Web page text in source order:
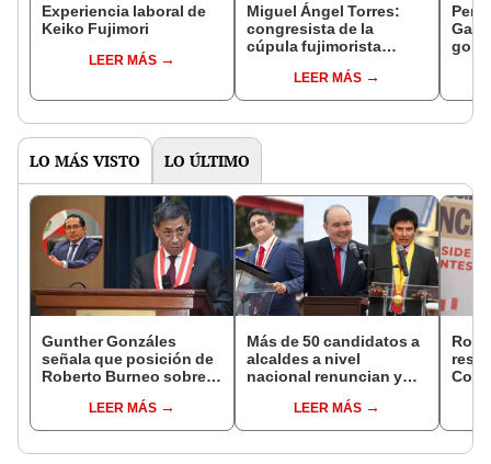
Experiencia laboral de
Keiko Fujimori
LEER MÁS
Miguel Ángel Torres:
congresista de la
cúpula fujimorista
del SenadoLEER MÁS
LO MÁS VISTO LO ÚLTIMO
Gunther Gonzáles
señala que posición de
Roberto Burneo sobre
Aliaga no representan al
JNE
LEER MÁS
Más de 50 candidatos a
alcaldes a nivel
nacional renuncian y
encubiertaLEER MÁS